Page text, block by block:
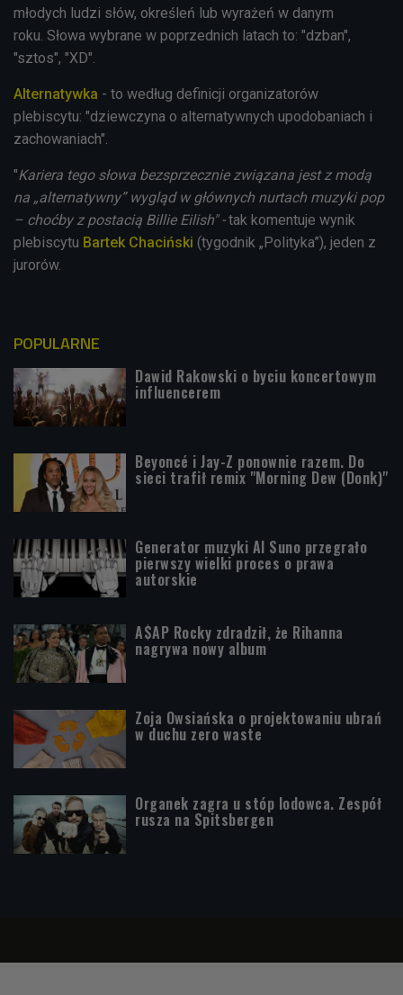
młodych ludzi słów, określeń lub wyrażeń w danym
roku. Słowa wybrane w poprzednich latach to: "dzban",
"sztos", "XD".
Alternatywka - to według definicji organizatorów
plebiscytu: "dziewczyna o alternatywnych upodobaniach i
zachowaniach".
"Kariera tego słowa bezsprzecznie związana jest z modą
na „alternatywny” wygląd w głównych nurtach muzyki pop
– choćby z postacią Billie Eilish" -tak komentuje wynik
plebiscytu Bartek Chaciński (tygodnik „Polityka”), jeden z
jurorów.
POPULARNE
Dawid Rakowski o byciu koncertowym
influencerem
Beyoncé i Jay-Z ponownie razem. Do
sieci trafił remix "Morning Dew (Donk)"
Generator muzyki AI Suno przegrało
pierwszy wielki proces o prawa
autorskie
A$AP Rocky zdradził, że Rihanna
nagrywa nowy album
Zoja Owsiańska o projektowaniu ubrań
w duchu zero waste
Organek zagra u stóp lodowca. Zespół
rusza na Spitsbergen